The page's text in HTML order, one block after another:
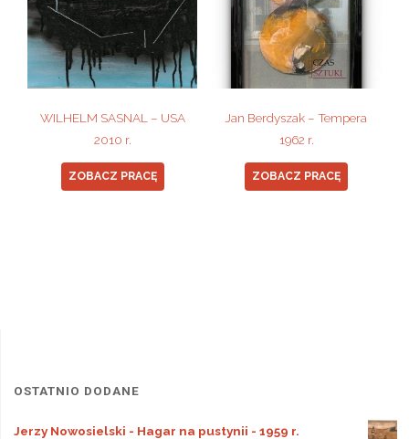
WILHELM SASNAL – USA
2010 r.
ZOBACZ PRACĘ
Jan Berdyszak – Tempera
1962 r.
ZOBACZ PRACĘ
OSTATNIO DODANE
Jerzy Nowosielski - Hagar na pustynii - 1959 r.